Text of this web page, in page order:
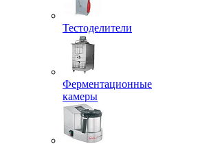
Тестоделители
Ферментационные
камеры